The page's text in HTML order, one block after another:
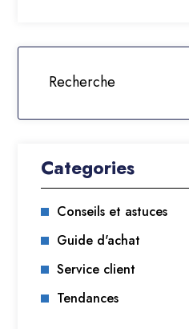
Categories
Conseils et astuces
Guide d'achat
Service client
Tendances